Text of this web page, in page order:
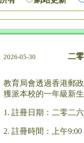
2026-05-30 二
教育局會透過香港郵
獲派本校的一年級新
1. 註冊日期：二零二
2. 註冊時間：上午